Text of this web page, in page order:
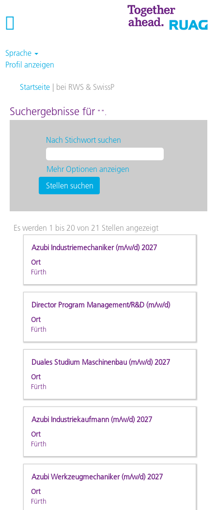
Sprache
Profil anzeigen
Startseite bei RWS & SwissP(aktuelle
Suchergebnisse für "".
Nach Stichwort suchen
Mehr Optionen anzeigen
Es werden 1 bis 20 von 21 Stellen angezeigtSuchergebnisse
für
bis
20
angezeigt
Sie
um
durch
Wählen
Sie
Stellenbezeichnung
Azubi Industriemechaniker (m/w/d) 2027
Ort
Fürth
Drücken
Sie
die
um
die
Stelleninformationen
vollständig
anzuzeigen.
Stellenbezeichnung
Director Program Management/R&D (m/w/d)
Ort
Fürth
Drücken
Sie
die
um
die
vollständig
anzuzeigen.
Stellenbezeichnung
Duales Studium Maschinenbau (m/w/d) 2027
Ort
Fürth
Drücken
Sie
die
um
die
vollständig
anzuzeigen.
Stellenbezeichnung
Azubi Industriekaufmann (m/w/d) 2027
Ort
Fürth
Drücken
Sie
die
um
die
Stelleninformationen
vollständig
anzuzeigen.
Stellenbezeichnung
Azubi Werkzeugmechaniker (m/w/d) 2027
Ort
Fürth
Drücken
Sie
die